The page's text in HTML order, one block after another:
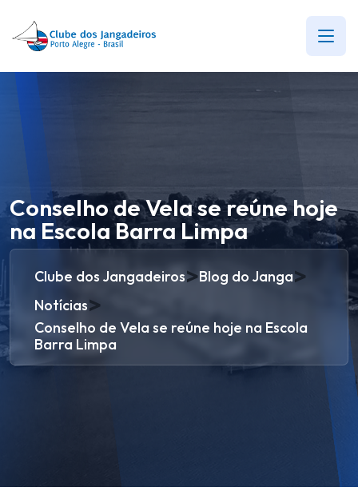
Conselho de Vela se reúne hoje
na Escola Barra Limpa
Clube dos Jangadeiros>Blog do Janga>
Notícias>
Conselho de Vela se reúne hoje na Escola
Barra Limpa